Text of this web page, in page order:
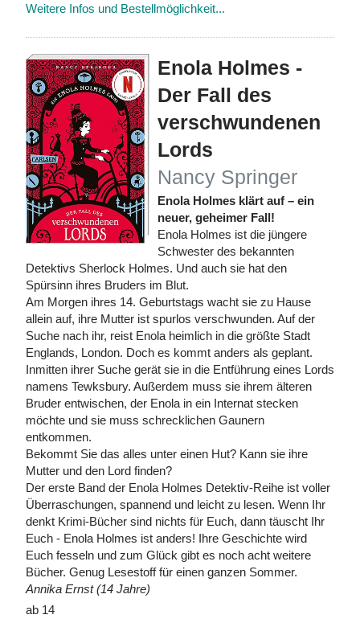
Weitere Infos und Bestellmöglichkeit...
Enola Holmes -
Der Fall des
verschwundenen
Lords
Nancy Springer
Enola Holmes klärt auf – ein
neuer, geheimer Fall!
Enola Holmes ist die jüngere
Schwester des bekannten
Detektivs Sherlock Holmes. Und auch sie hat den
Spürsinn ihres Bruders im Blut.
Am Morgen ihres 14. Geburtstags wacht sie zu Hause
allein auf, ihre Mutter ist spurlos verschwunden. Auf der
Suche nach ihr, reist Enola heimlich in die größte Stadt
Englands, London. Doch es kommt anders als geplant.
Inmitten ihrer Suche gerät sie in die Entführung eines Lords
namens Tewksbury. Außerdem muss sie ihrem älteren
Bruder entwischen, der Enola in ein Internat stecken
möchte und sie muss schrecklichen Gaunern
entkommen.
Bekommt Sie das alles unter einen Hut? Kann sie ihre
Mutter und den Lord finden?
Der erste Band der Enola Holmes Detektiv-Reihe ist voller
Überraschungen, spannend und leicht zu lesen. Wenn Ihr
denkt Krimi-Bücher sind nichts für Euch, dann täuscht Ihr
Euch - Enola Holmes ist anders! Ihre Geschichte wird
Euch fesseln und zum Glück gibt es noch acht weitere
Bücher. Genug Lesestoff für einen ganzen Sommer.
Annika Ernst (14 Jahre)
ab 14